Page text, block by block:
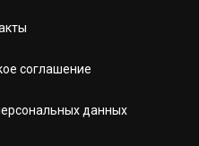
соглашение
данных